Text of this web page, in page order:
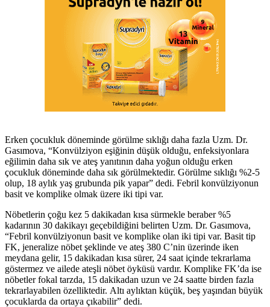
Erken çocukluk döneminde görülme sıklığı daha fazla Uzm. Dr.
Gasımova, “Konvülziyon eşiğinin düşük olduğu, enfeksiyonlara
eğilimin daha sık ve ateş yanıtının daha yoğun olduğu erken
çocukluk döneminde daha sık görülmektedir. Görülme sıklığı %2-5
olup, 18 aylık yaş grubunda pik yapar” dedi. Febril konvülziyonun
basit ve komplike olmak üzere iki tipi var.
Nöbetlerin çoğu kez 5 dakikadan kısa sürmekle beraber %5
kadarının 30 dakikayı geçebildiğini belirten Uzm. Dr. Gasımova,
“Febril konvülziyonun basit ve komplike olan iki tipi var. Basit tip
FK, jeneralize nöbet şeklinde ve ateş 380 C’nin üzerinde iken
meydana gelir, 15 dakikadan kısa sürer, 24 saat içinde tekrarlama
göstermez ve ailede ateşli nöbet öyküsü vardır. Komplike FK’da ise
nöbetler fokal tarzda, 15 dakikadan uzun ve 24 saatte birden fazla
tekrarlayabilen özelliktedir. Altı aylıktan küçük, beş yaşından büyük
çocuklarda da ortaya çıkabilir” dedi.